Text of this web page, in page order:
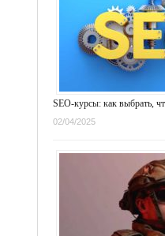
SEO-курсы: как выбрать,
02/04/2025